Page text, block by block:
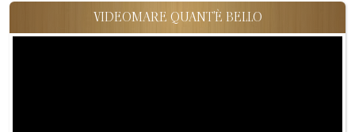
VIDEOMARE QUANT'È BELLO